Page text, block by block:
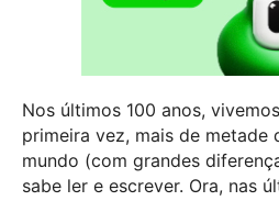
Nos últimos 100 anos,
primeira vez, mais de metade
mundo (com grandes
sabe ler e escrever. Ora, nas